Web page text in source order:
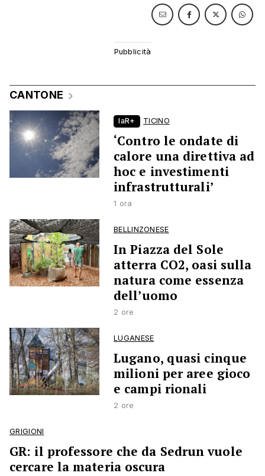
CANTONE
laR+ TICINO
‘Contro le ondate di
calore una direttiva ad
hoc e investimenti
infrastrutturali’
1 ora
BELLINZONESE
In Piazza del Sole
atterra CO2, oasi sulla
natura come essenza
dell’uomo
2 ore
LUGANESE
Lugano, quasi cinque
milioni per aree gioco
e campi rionali
2 ore
GRIGIONI
GR: il professore che da Sedrun vuole
cercare la materia oscura